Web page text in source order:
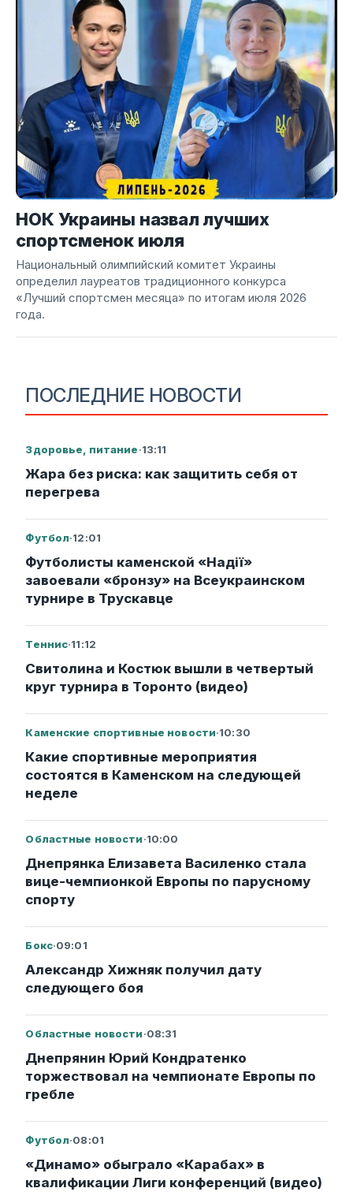
ПОСЛЕДНИЕ НОВОСТИ
Здоровье, питание·13:11
Жара без риска: как защитить себя от
перегрева
Футбол·12:01
Футболисты каменской «Надії»
завоевали «бронзу» на Всеукраинском
турнире в Трускавце
Теннис·11:12
Свитолина и Костюк вышли в четвертый
круг турнира в Торонто (видео)
Каменские спортивные новости·10:30
Какие спортивные мероприятия
состоятся в Каменском на следующей
неделе
Областные новости·10:00
Днепрянка Елизавета Василенко стала
вице-чемпионкой Европы по парусному
спорту
Бокс·09:01
Александр Хижняк получил дату
следующего боя
Областные новости·08:31
Днепрянин Юрий Кондратенко
торжествовал на чемпионате Европы по
гребле
Футбол·08:01
«Динамо» обыграло «Карабах» в
квалификации Лиги конференций (видео)
НОК Украины назвал лучших
спортсменок июля
Национальный олимпийский комитет Украины
определил лауреатов традиционного конкурса
«Лучший спортсмен месяца» по итогам июля 2026
года.